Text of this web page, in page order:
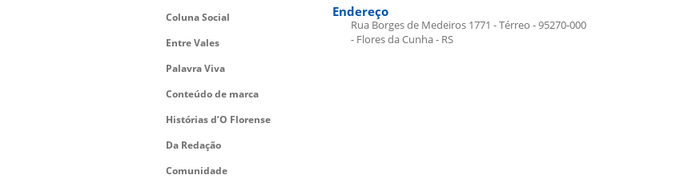
Coluna Social
Entre Vales
Palavra Viva
Conteúdo de marca
Histórias d’O Florense
Da Redação
Comunidade
Endereço
Rua Borges de Medeiros 1771 - Térreo - 95270-000
- Flores da Cunha - RS